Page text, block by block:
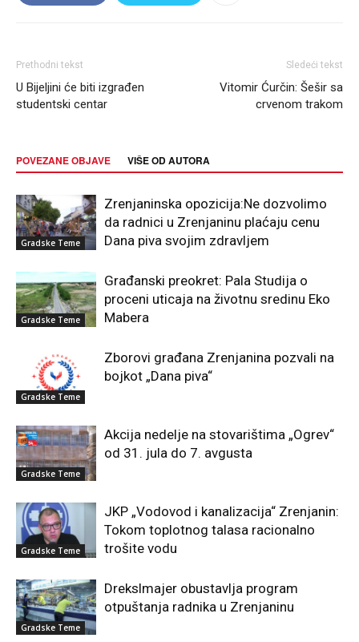
Prethodni tekst
U Bijeljini će biti izgrađen
studentski centar
Sledeći tekst
Vitomir Ćurčin: Šešir sa
crvenom trakom
POVEZANE OBJAVE VIŠE OD AUTORA
Gradske Teme
Zrenjaninska opozicija:Ne dozvolimo
da radnici u Zrenjaninu plaćaju cenu
Dana piva svojim zdravljem
Gradske Teme
Građanski preokret: Pala Studija o
proceni uticaja na životnu sredinu Eko
Mabera
Gradske Teme
Zborovi građana Zrenjanina pozvali na
bojkot „Dana piva“
Gradske Teme
Akcija nedelje na stovarištima „Ogrev“
od 31. jula do 7. avgusta
Gradske Teme
JKP „Vodovod i kanalizacija“ Zrenjanin:
Tokom toplotnog talasa racionalno
trošite vodu
Gradske Teme
Drekslmajer obustavlja program
otpuštanja radnika u Zrenjaninu